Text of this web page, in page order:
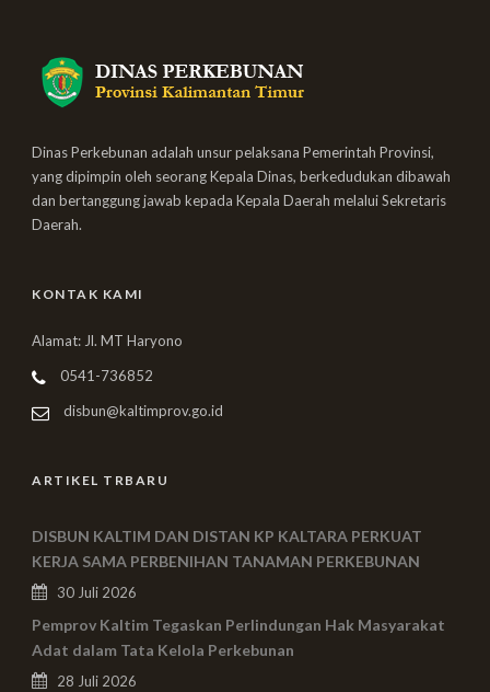
Dinas Perkebunan adalah unsur pelaksana Pemerintah Provinsi,
yang dipimpin oleh seorang Kepala Dinas, berkedudukan dibawah
dan bertanggung jawab kepada Kepala Daerah melalui Sekretaris
Daerah.
KONTAK KAMI
Alamat: Jl. MT Haryono
0541-736852
disbun@kaltimprov.go.id
ARTIKEL TRBARU
DISBUN KALTIM DAN DISTAN KP KALTARA PERKUAT
KERJA SAMA PERBENIHAN TANAMAN PERKEBUNAN
30 Juli 2026
Pemprov Kaltim Tegaskan Perlindungan Hak Masyarakat
Adat dalam Tata Kelola Perkebunan
28 Juli 2026